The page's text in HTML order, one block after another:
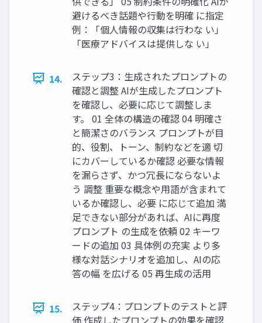
避けるべき話題や行動を明確 に指定
例：「個人情報の収集は行わな い」
「医療アドバイスは提供しな い」
14.
ステップ3：生成されたプロンプトの
確認と調整 AIが生成したプロンプト
を確認し、必要に応じて調整しま
す。 01 全体の構造の確認 04 明確さ
と簡潔さのバランス プロンプトが目
的、役割、トーン、制約などを適 切
にカバーしているか確認 必要な情報
を漏らさず、かつ冗長にならないよ
う 調整 重要な概念や用語が含まれて
いるか確認し、必要 に応じて追加 満
足できない部分があれば、AIに再度
プロンプト の生成を依頼 02 キーワ
ードの追加 03 具体例の充実 より多
様な対話シナリオを追加し、AIの応
答の幅 を広げる 05 再生成の活用
15.
ステップ4：プロンプトのテストと評
価 作成したプロンプトの効果を確認